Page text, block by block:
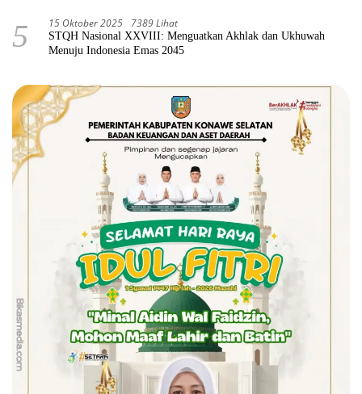
5 15 Oktober 2025 7389 Lihat
STQH Nasional XXVIII: Menguatkan Akhlak dan Ukhuwah
Menuju Indonesia Emas 2045